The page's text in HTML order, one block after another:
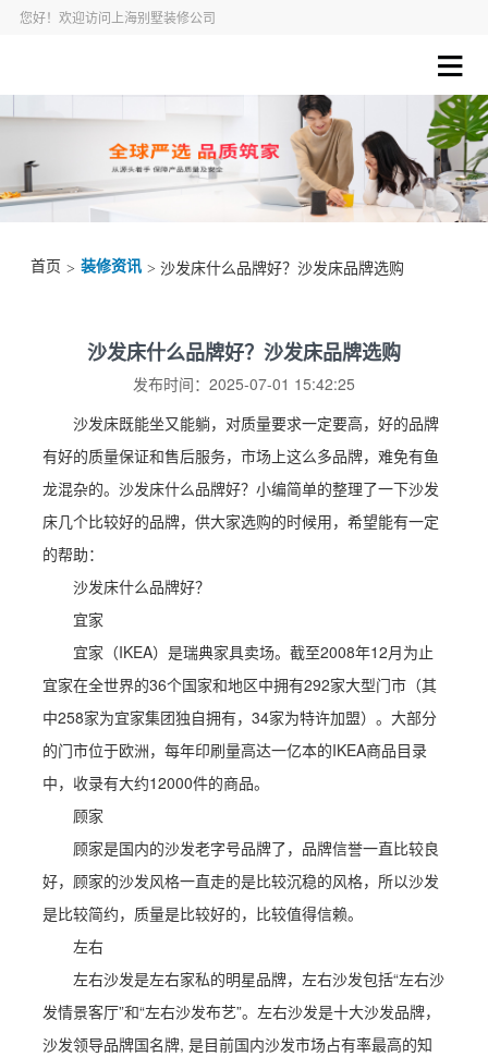
您好！欢迎访问上海别墅装修公司
首页 > 装修资讯 > 沙发床什么品牌好？沙发床品牌选购
沙发床什么品牌好？沙发床品牌选购
发布时间：2025-07-01 15:42:25
沙发床既能坐又能躺，对质量要求一定要高，好的品牌
有好的质量保证和售后服务，市场上这么多品牌，难免有鱼
龙混杂的。沙发床什么品牌好？小编简单的整理了一下沙发
床几个比较好的品牌，供大家选购的时候用，希望能有一定
的帮助：
沙发床什么品牌好？
宜家
宜家（IKEA）是瑞典家具卖场。截至2008年12月为止
宜家在全世界的36个国家和地区中拥有292家大型门市（其
中258家为宜家集团独自拥有，34家为特许加盟）。大部分
的门市位于欧洲，每年印刷量高达一亿本的IKEA商品目录
中，收录有大约12000件的商品。
顾家
顾家是国内的沙发老字号品牌了，品牌信誉一直比较良
好，顾家的沙发风格一直走的是比较沉稳的风格，所以沙发
是比较简约，质量是比较好的，比较值得信赖。
左右
左右沙发是左右家私的明星品牌，左右沙发包括“左右沙
发情景客厅”和“左右沙发布艺”。左右沙发是十大沙发品牌，
沙发领导品牌国名牌, 是目前国内沙发市场占有率最高的知